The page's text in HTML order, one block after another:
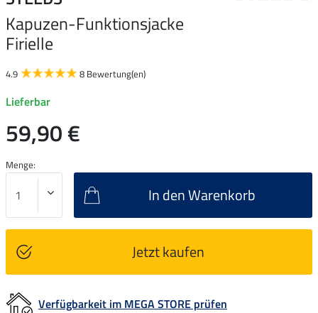
Kapuzen-Funktionsjacke
Firielle
4.9 8 Bewertung(en)
Lieferbar
59,90 €
Menge:
In den Warenkorb
Jetzt kaufen
Verfügbarkeit im MEGA STORE prüfen